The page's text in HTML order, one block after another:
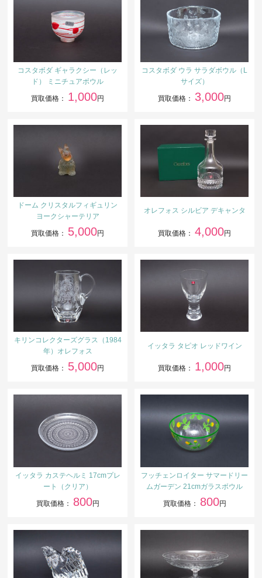
コスタボダ ギャラクシー（レッ
ド） ミニチュアボウル
買取価格： 1,000円
コスタボダ ウラ サラダボウル（L
サイズ）
買取価格： 3,000円
ドーム クリスタルフィギュリン
ヨークシャーテリア
買取価格： 5,000円
オレフォス シルビア デキャンタ
買取価格： 4,000円
キリンコレクターズグラス（1984
年）オレフォス
買取価格： 5,000円
イッタラ タピオ レッドワイン
買取価格： 1,000円
イッタラ カステヘルミ 17cmプレ
ート（クリア）
買取価格： 800円
フッチェンロイター サマードリー
ムガーデン 21cmガラスボウル
買取価格： 800円